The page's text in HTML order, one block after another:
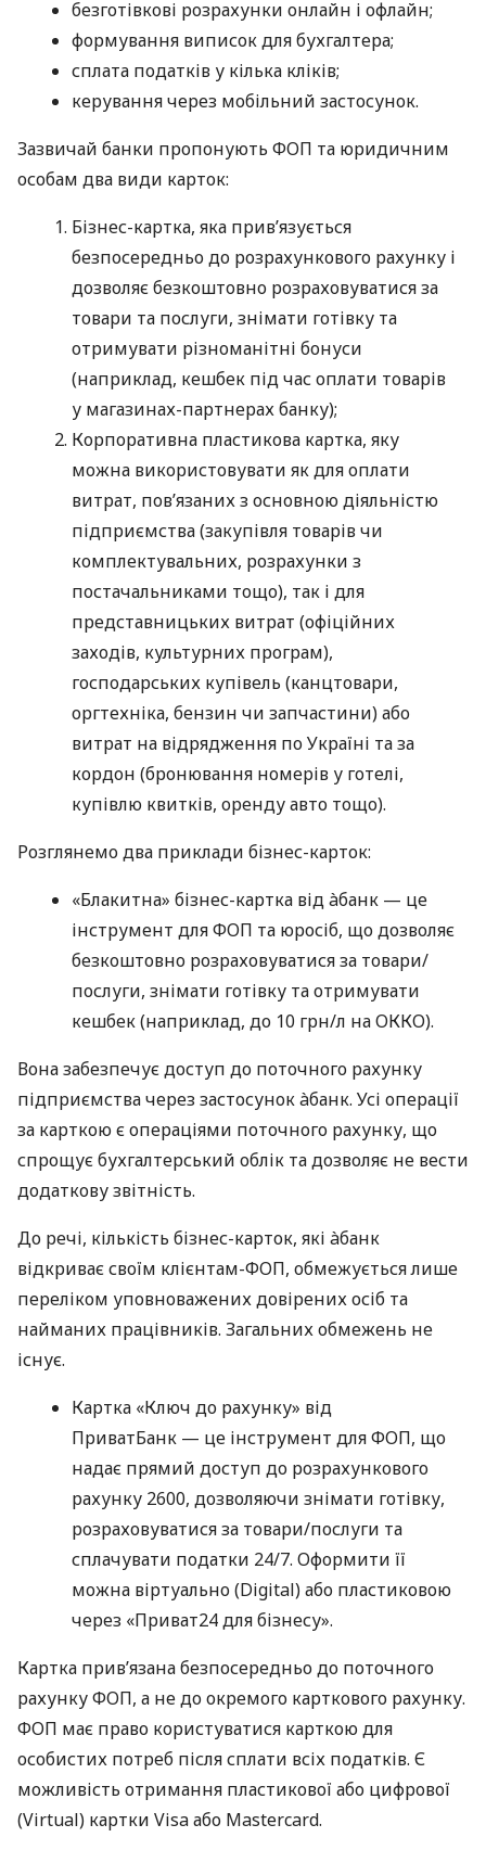
безготівкові розрахунки онлайн і офлайн;
формування виписок для бухгалтера;
сплата податків у кілька кліків;
керування через мобільний застосунок.
Зазвичай банки пропонують ФОП та юридичним
особам два види карток:
Бізнес-картка, яка прив’язується
безпосередньо до розрахункового рахунку і
дозволяє безкоштовно розраховуватися за
товари та послуги, знімати готівку та
отримувати різноманітні бонуси
(наприклад, кешбек під час оплати товарів
у магазинах-партнерах банку);
Корпоративна пластикова картка, яку
можна використовувати як для оплати
витрат, пов’язаних з основною діяльністю
підприємства (закупівля товарів чи
комплектувальних, розрахунки з
постачальниками тощо), так і для
представницьких витрат (офіційних
заходів, культурних програм),
господарських купівель (канцтовари,
оргтехніка, бензин чи запчастини) або
витрат на відрядження по Україні та за
кордон (бронювання номерів у готелі,
купівлю квитків, оренду авто тощо).
Розглянемо два приклади бізнес-карток:
«Блакитна» бізнес-картка від àбанк — це
інструмент для ФОП та юросіб, що дозволяє
безкоштовно розраховуватися за товари/
послуги, знімати готівку та отримувати
кешбек (наприклад, до 10 грн/л на ОККО).
Вона забезпечує доступ до поточного рахунку
підприємства через застосунок àбанк. Усі операції
за карткою є операціями поточного рахунку, що
спрощує бухгалтерський облік та дозволяє не вести
додаткову звітність.
До речі, кількість бізнес-карток, які àбанк
відкриває своїм клієнтам-ФОП, обмежується лише
переліком уповноважених довірених осіб та
найманих працівників. Загальних обмежень не
існує.
Картка «Ключ до рахунку» від
ПриватБанк — це інструмент для ФОП, що
надає прямий доступ до розрахункового
рахунку 2600, дозволяючи знімати готівку,
розраховуватися за товари/послуги та
сплачувати податки 24/7. Оформити її
можна віртуально (Digital) або пластиковою
через «Приват24 для бізнесу».
Картка прив’язана безпосередньо до поточного
рахунку ФОП, а не до окремого карткового рахунку.
ФОП має право користуватися карткою для
особистих потреб після сплати всіх податків. Є
можливість отримання пластикової або цифрової
(Virtual) картки Visa або Mastercard.